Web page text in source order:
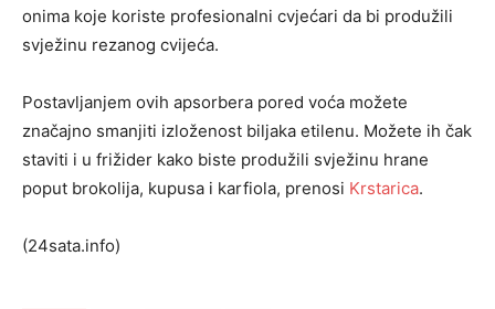
onima koje koriste profesionalni cvjećari da bi produžili
svježinu rezanog cvijeća.
Postavljanjem ovih apsorbera pored voća možete
značajno smanjiti izloženost biljaka etilenu. Možete ih čak
staviti i u frižider kako biste produžili svježinu hrane
poput brokolija, kupusa i karfiola, prenosi Krstarica.
(24sata.info)